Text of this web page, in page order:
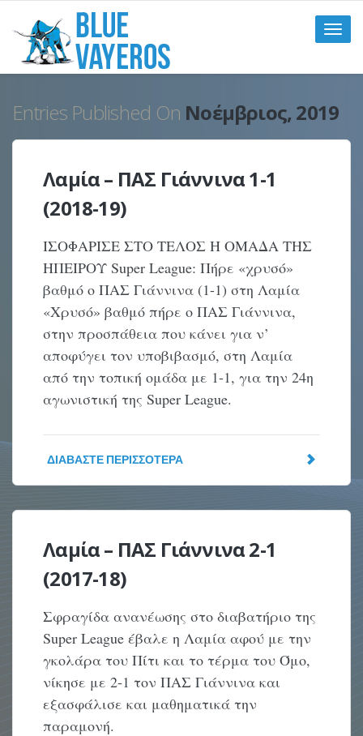
Toggle
Entries Published On Νοέμβριος, 2019
Λαμία – ΠΑΣ Γιάννινα 1-1
(2018-19)
ΙΣΟΦΑΡΙΣΕ ΣΤΟ ΤΕΛΟΣ Η ΟΜΑΔΑ ΤΗΣ
ΗΠΕΙΡΟΥ Super League: Πήρε «χρυσό»
βαθμό ο ΠΑΣ Γιάννινα (1-1) στη Λαμία
«Χρυσό» βαθμό πήρε ο ΠΑΣ Γιάννινα,
στην προσπάθεια που κάνει για ν’
αποφύγει τον υποβιβασμό, στη Λαμία
από την τοπική ομάδα με 1-1, για την 24η
αγωνιστική της Super League.
ΔΙΑΒΆΣΤΕ ΠΕΡΙΣΣΌΤΕΡΑ
Λαμία – ΠΑΣ Γιάννινα 2-1
(2017-18)
Σφραγίδα ανανέωσης στο διαβατήριο της
Super League έβαλε η Λαμία αφού με την
γκολάρα του Πίτι και το τέρμα του Όμο,
νίκησε με 2-1 τον ΠΑΣ Γιάννινα και
εξασφάλισε και μαθηματικά την
παραμονή.